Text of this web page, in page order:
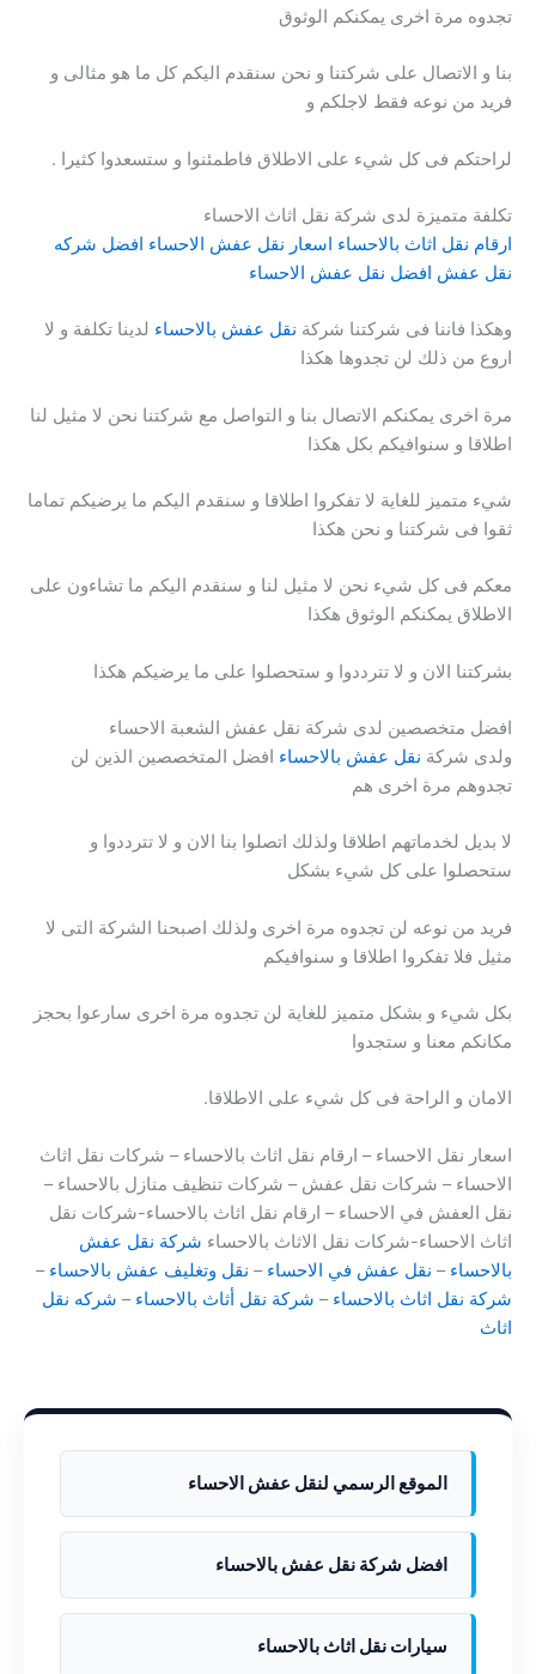
تجدوه مرة اخرى يمكنكم الوثوق
بنا و الاتصال على شركتنا و نحن سنقدم اليكم كل ما هو مثالى و
فريد من نوعه فقط لاجلكم و
لراحتكم فى كل شيء على الاطلاق فاطمئنوا و ستسعدوا كثيرا .
تكلفة متميزة لدى شركة نقل اثاث الاحساء
ارقام نقل اثاث بالاحساء اسعار نقل عفش الاحساء افضل شركه
نقل عفش افضل نقل عفش الاحساء
وهكذا فاننا فى شركتنا شركة نقل عفش بالاحساء لدينا تكلفة و لا
اروع من ذلك لن تجدوها هكذا
مرة اخرى يمكنكم الاتصال بنا و التواصل مع شركتنا نحن لا مثيل لنا
اطلاقا و سنوافيكم بكل هكذا
شيء متميز للغاية لا تفكروا اطلاقا و سنقدم اليكم ما يرضيكم تماما
ثقوا فى شركتنا و نحن هكذا
معكم فى كل شيء نحن لا مثيل لنا و سنقدم اليكم ما تشاءون على
الاطلاق يمكنكم الوثوق هكذا
بشركتنا الان و لا تترددوا و ستحصلوا على ما يرضيكم هكذا
افضل متخصصين لدى شركة نقل عفش الشعبة الاحساء
ولدى شركة نقل عفش بالاحساء افضل المتخصصين الذين لن
تجدوهم مرة اخرى هم
لا بديل لخدماتهم اطلاقا ولذلك اتصلوا بنا الان و لا تترددوا و
ستحصلوا على كل شيء بشكل
فريد من نوعه لن تجدوه مرة اخرى ولذلك اصبحنا الشركة التى لا
مثيل فلا تفكروا اطلاقا و سنوافيكم
بكل شيء و بشكل متميز للغاية لن تجدوه مرة اخرى سارعوا بحجز
مكانكم معنا و ستجدوا
الامان و الراحة فى كل شيء على الاطلاقا.
اسعار نقل الاحساء – ارقام نقل اثاث بالاحساء – شركات نقل اثاث
الاحساء – شركات نقل عفش – شركات تنظيف منازل بالاحساء –
نقل العفش في الاحساء – ارقام نقل اثاث بالاحساء-شركات نقل
اثاث الاحساء-شركات نقل الاثاث بالاحساء شركة نقل عفش
بالاحساء – نقل عفش في الاحساء – نقل وتغليف عفش بالاحساء –
شركة نقل اثاث بالاحساء – شركة نقل أثاث بالاحساء – شركه نقل
اثاث
الموقع الرسمي لنقل عفش الاحساء
افضل شركة نقل عفش بالاحساء
سيارات نقل اثاث بالاحساء